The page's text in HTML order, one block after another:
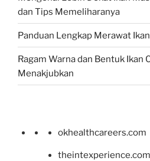
dan Tips Memeliharanya
Panduan Lengkap Merawat
Ragam Warna dan Bentuk Ikan
Menakjubkan
okhealthcareers.com
theintexperience.com